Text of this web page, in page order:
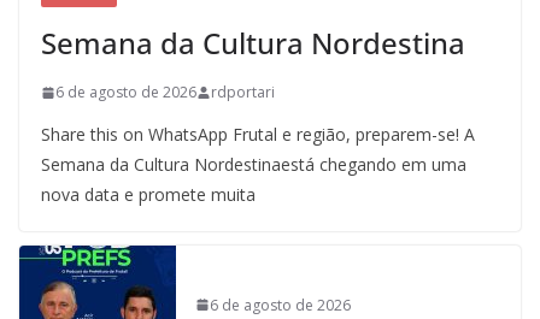
Semana da Cultura Nordestina
6 de agosto de 2026 rdportari
Share this on WhatsApp Frutal e região, preparem-se! A
Semana da Cultura Nordestinaestá chegando em uma
nova data e promete muita
6 de agosto de 2026